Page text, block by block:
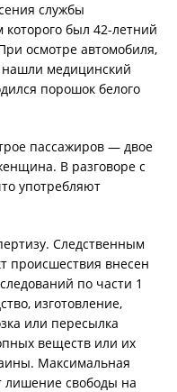
службы
которого был 42-летний
осмотре автомобиля,
медицинский
порошок белого
пассажиров — двое
В разговоре с
употребляют
Следственным
происшествия внесен
по части 1
изготовление,
или пересылка
веществ или их
Максимальная
лишение свободы на